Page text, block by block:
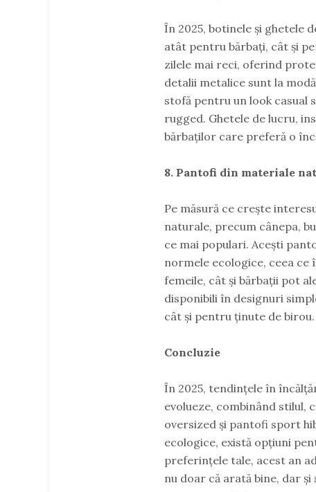
În 2025, botinele și ghetele
atât pentru bărbați, cât și
zilele mai reci, oferind
detalii metalice sunt la
stofă pentru un look casual
rugged. Ghetele de lucru,
bărbaților care preferă o
8. Pantofi din materiale
Pe măsură ce crește
naturale, precum cânepa,
ce mai populari. Acești
normele ecologice, ceea ce
femeile, cât și bărbații pot
disponibili în designuri
cât și pentru ținute de birou.
Concluzie
În 2025, tendințele în
evolueze, combinând stilul,
oversized și pantofi sport
ecologice, există opțiuni
preferințele tale, acest an
nu doar că arată bine, dar